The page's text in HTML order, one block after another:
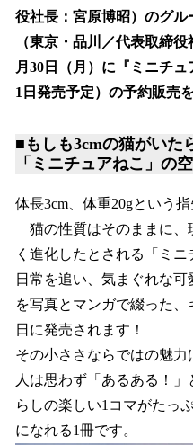
数
を
読
み
込
み
で
す
役社長：宮原博昭）のグル
（東京・品川／代表取締
月30日（月）に『ミニチュ
1日発売予定）の予約販売
■もしも3cmの猫がい
「ミニチュアねこ」の
体長3cm、体重20gという
猫の性質はそのままに、
く進化したとされる「ミ
日常を追い、気まぐれな
を写真とマンガで綴った、
日に発売されます！
その小ささならではの魅
人は思わず「あるある！
らしの楽しい1コマがたっ
になれる1冊です。